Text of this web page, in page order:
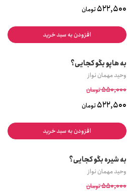
522,500تومان
افزودن به سبد خرید
به هاپو بگو کجایی؟
وحید مهمان نواز
550,000تومان
522,500تومان
افزودن به سبد خرید
به شیره بگو کجایی؟
وحید مهمان نواز
550,000تومان